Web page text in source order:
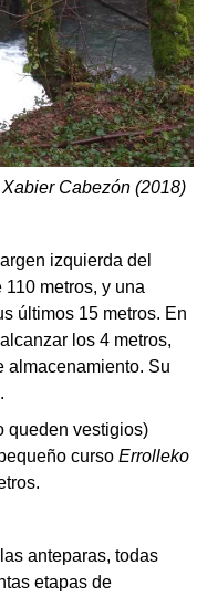
Cabezón (2018)
izquierda del
metros, y una
últimos 15 metros. En
los 4 metros,
almacenamiento. Su
queden vestigios)
curso Errolleko
anteparas, todas
etapas de